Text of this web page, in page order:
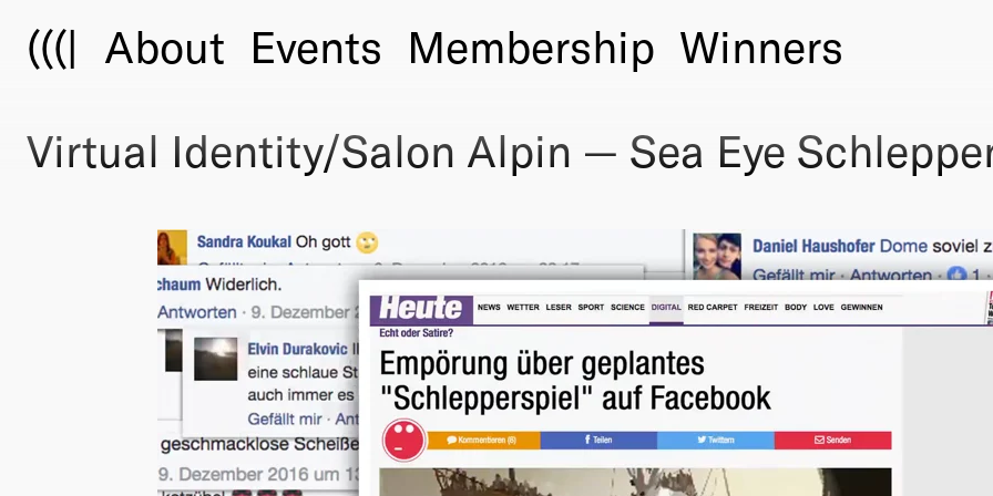
(((| About Events Membership Winners
Virtual Identity/Salon Alpin — Sea Eye